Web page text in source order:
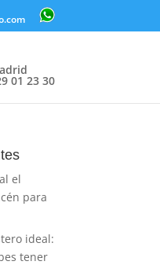
01 23 30
el
para
ideal:
tener